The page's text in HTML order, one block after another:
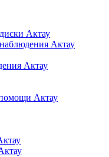
Актау
Актау
Актау
Актау